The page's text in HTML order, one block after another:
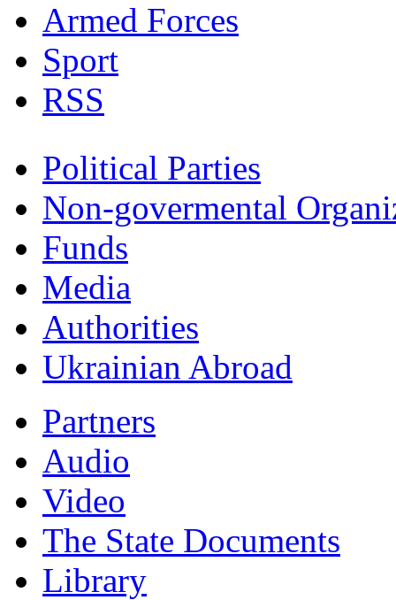
Armed Forces
Sport
RSS
Political Parties
Non-govermental
Funds
Мedia
Authorities
Ukrainian Abroad
Partners
Audio
Video
The State Documents
Library